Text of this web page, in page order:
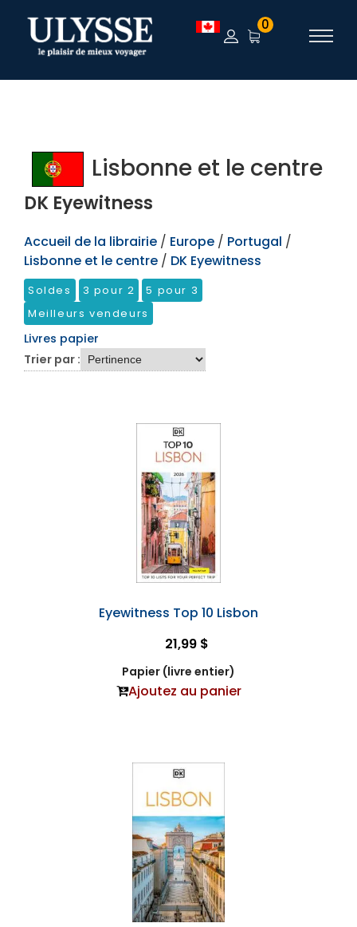
TEST 0
Lisbonne et le centre
DK Eyewitness
Accueil de la librairie / Europe / Portugal /
Lisbonne et le centre / DK Eyewitness
Soldes 3 pour 2
5 pour 3
Meilleurs vendeurs
Livres papier
Trier par :
Eyewitness Top 10 Lisbon
21,99 $
Papier (livre entier)
Ajoutez au panier